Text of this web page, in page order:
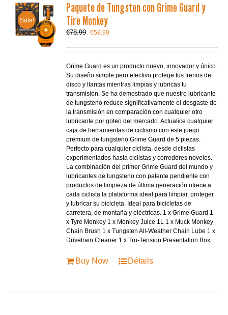
Sale!
Paquete de Tungsten con Grime Guard y
Tire Monkey
€78.99 Le
initial
€78.99.
€58.99
actuel
€58.99.
Grime Guard es un producto nuevo, innovador y único.
Su diseño simple pero efectivo protege tus frenos de
disco y llantas mientras limpias y lubricas tu
transmisión. Se ha demostrado que nuestro lubricante
de tungsteno reduce significativamente el desgaste de
la transmisión en comparación con cualquier otro
lubricante por goteo del mercado. Actualice cualquier
caja de herramientas de ciclismo con este juego
premium de tungsteno Grime Guard de 5 piezas.
Perfecto para cualquier ciclista, desde ciclistas
experimentados hasta ciclistas y corredores noveles.
La combinación del primer Grime Guard del mundo y
lubricantes de tungsteno con patente pendiente con
productos de limpieza de última generación ofrece a
cada ciclista la plataforma ideal para limpiar, proteger
y lubricar su bicicleta. Ideal para bicicletas de
carretera, de montaña y eléctricas. 1 x Grime Guard 1
x Tyre Monkey 1 x Monkey Juice 1L 1 x Muck Monkey
Chain Brush 1 x Tungsten All-Weather Chain Lube 1 x
Drivetrain Cleaner 1 x Tru-Tension Presentation Box
Buy Now Détails